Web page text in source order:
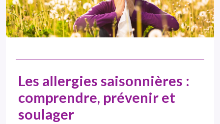
Les allergies saisonnières :
comprendre, prévenir et
soulager